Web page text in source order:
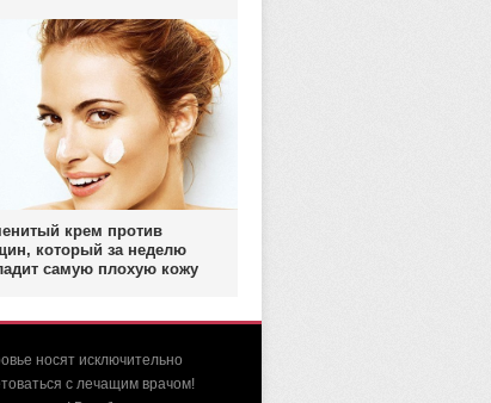
крем против
который за неделю
самую плохую кожу
носят исключительно
с лечащим врачом!